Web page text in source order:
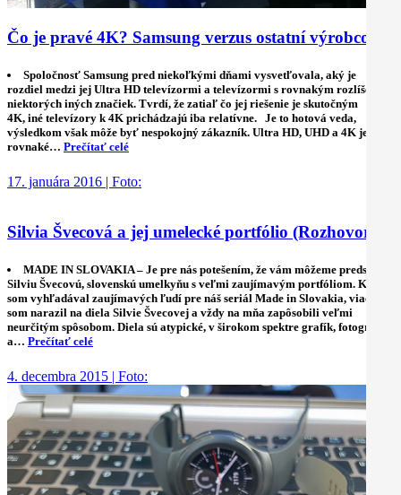
Čo je pravé 4K? Samsung verzus ostatní výrobcovia
Spoločnosť Samsung pred niekoľkými dňami vysvetľovala, aký je
rozdiel medzi jej Ultra HD televízormi a televízormi s rovnakým rozlíšením
niektorých iných značiek. Tvrdí, že zatiaľ čo jej riešenie je skutočným
4K, iné televízory k 4K prichádzajú iba relatívne. Je to hotová veda,
výsledkom však môže byť nespokojný zákazník. Ultra HD, UHD a 4K je
rovnaké… Prečítať celé
17. januára 2016 | Foto:
Silvia Švecová a jej umelecké portfólio (Rozhovor)
MADE IN SLOVAKIA – Je pre nás potešením, že vám môžeme predstaviť
Silviu Švecovú, slovenskú umelkyňu s veľmi zaujímavým portfóliom. Keď
som vyhľadával zaujímavých ľudí pre náš seriál Made in Slovakia, viackrát
som narazil na diela Silvie Švecovej a vždy na mňa zapôsobili veľmi
neurčitým spôsobom. Diela sú atypické, v širokom spektre grafík, fotografií
a… Prečítať celé
4. decembra 2015 | Foto: